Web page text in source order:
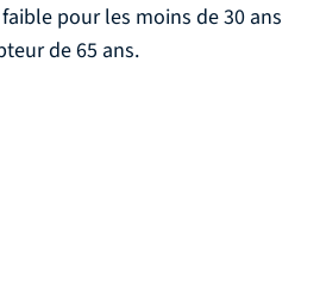
pour les moins de 30 ans
de 65 ans.